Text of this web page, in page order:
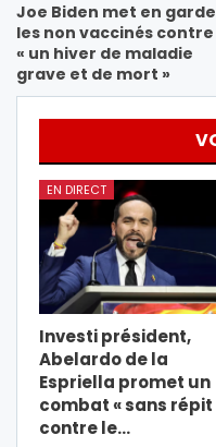
Joe Biden met en garde
les non vaccinés contre
« un hiver de maladie
grave et de mort »
EN DIRECT
Investi président,
Abelardo de la
Espriella promet un
combat « sans répit
contre le…